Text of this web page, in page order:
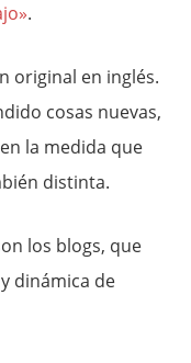
.
original en inglés.
cosas nuevas,
la medida que
distinta.
los blogs, que
dinámica de